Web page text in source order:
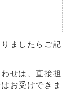
ましたらご記
せは、直接担
お受けできま